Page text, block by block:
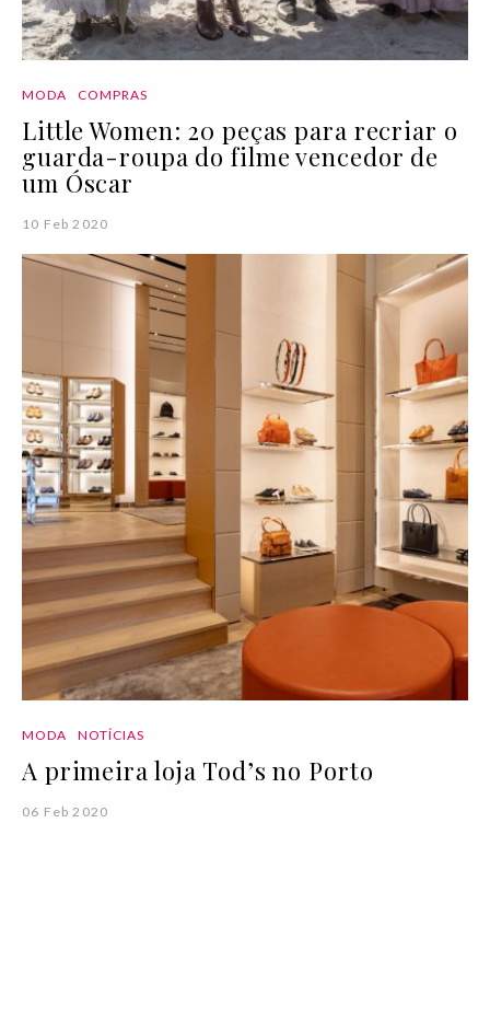
MODA COMPRAS
Little Women: 20 peças para recriar o
guarda-roupa do filme vencedor de
um Óscar
10 Feb 2020
MODA NOTÍCIAS
A primeira loja Tod’s no Porto
06 Feb 2020